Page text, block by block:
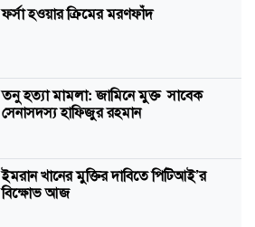
ফর্সা হওয়ার ক্রিমের মরণফাঁদ
তনু হত্যা মামলা: জামিনে মুক্ত সাবেক
সেনাসদস্য হাফিজুর রহমান
ইমরান খানের মুক্তির দাবিতে পিটিআই’র
বিক্ষোভ আজ